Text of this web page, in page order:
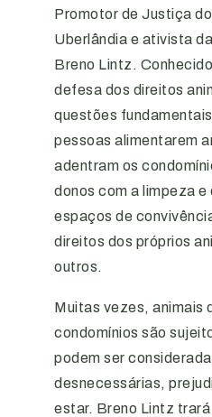
Promotor de Justiça
Uberlândia e ativista
Breno Lintz.
defesa dos direitos
questões
pessoas alimentarem
adentram os
donos com a limpeza e
espaços de
direitos dos próprios
outros.
Muitas vezes, animais
condomínios são
podem ser
desnecessárias,
estar. Breno Lintz